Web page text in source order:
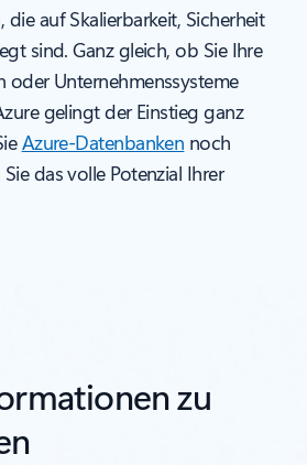
auf Skalierbarkeit, Sicherheit
sind. Ganz gleich, ob Sie Ihre
oder Unternehmenssysteme
gelingt der Einstieg ganz
Azure-Datenbanken noch
das volle Potenzial Ihrer
zu